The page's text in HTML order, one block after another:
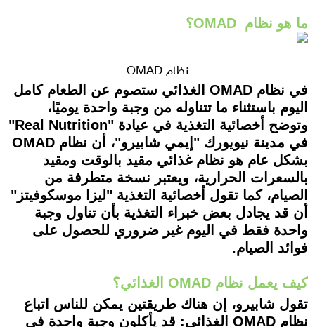
ما هو نظام OMAD؟
نظام OMAD
في نظام OMAD الغذائي ستصوم عن الطعام كامل
اليوم باستثناء ما تتناوله من وجبة واحدة يوميًا،
وتوضح أخصائية التغذية في عيادة "Real Nutrition"
في مدينة نيويورك "إيمي شابيرو"، أن نظام OMAD
بشكل عام هو نظام غذائي مقيد بالوقت ومقيد
بالسعرات الحرارية، ويعتبر نسخة متطرفة من
الصيام، كما تقول أخصائية التغذية "ليزا موسكوفيتز"
أن قد يجادل بعض خبراء التغذية بأن تناول وجبة
واحدة فقط في اليوم غير ضروري للحصول على
فوائد الصيام.
كيف يعمل نظام OMAD الغذائي؟
تقول شابيرو، إن هناك طريقتين يمكن للناس اتباع
نظام OMAD الغذائي: قد يأكلون وجبة واحدة في